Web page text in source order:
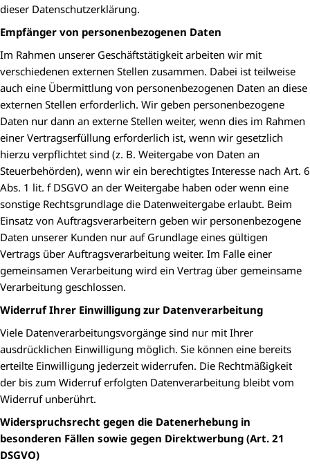
dieser Datenschutzerklärung.
Empfänger von personenbezogenen Daten
Im Rahmen unserer Geschäftstätigkeit arbeiten wir mit
verschiedenen externen Stellen zusammen. Dabei ist teilweise
auch eine Übermittlung von personenbezogenen Daten an diese
externen Stellen erforderlich. Wir geben personenbezogene
Daten nur dann an externe Stellen weiter, wenn dies im Rahmen
einer Vertragserfüllung erforderlich ist, wenn wir gesetzlich
hierzu verpflichtet sind (z. B. Weitergabe von Daten an
Steuerbehörden), wenn wir ein berechtigtes Interesse nach Art. 6
Abs. 1 lit. f DSGVO an der Weitergabe haben oder wenn eine
sonstige Rechtsgrundlage die Datenweitergabe erlaubt. Beim
Einsatz von Auftragsverarbeitern geben wir personenbezogene
Daten unserer Kunden nur auf Grundlage eines gültigen
Vertrags über Auftragsverarbeitung weiter. Im Falle einer
gemeinsamen Verarbeitung wird ein Vertrag über gemeinsame
Verarbeitung geschlossen.
Widerruf Ihrer Einwilligung zur Datenverarbeitung
Viele Datenverarbeitungsvorgänge sind nur mit Ihrer
ausdrücklichen Einwilligung möglich. Sie können eine bereits
erteilte Einwilligung jederzeit widerrufen. Die Rechtmäßigkeit
der bis zum Widerruf erfolgten Datenverarbeitung bleibt vom
Widerruf unberührt.
Widerspruchsrecht gegen die Datenerhebung in
besonderen Fällen sowie gegen Direktwerbung (Art. 21
DSGVO)